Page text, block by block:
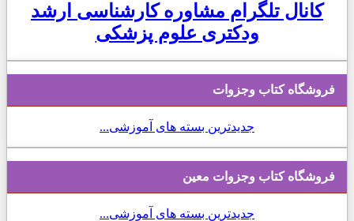
کانال تلگرام مشاوره کارشناسی ارشد
ودکتری علوم پزشکی
فروشگاه کتاب وجزوات
جدیدترین بسته های آموزشی...
فروشگاه کتاب وجزوات معین
جدیدترین بسته های آموزشی...